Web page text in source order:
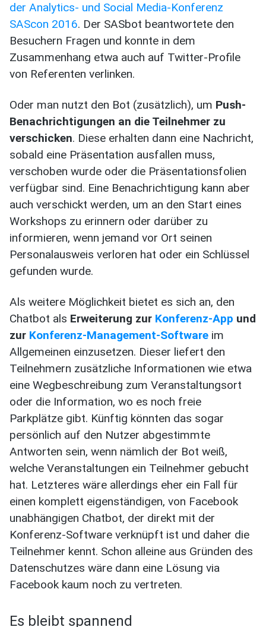
der Analytics- und Social Media-Konferenz
SAScon 2016. Der SASbot beantwortete den
Besuchern Fragen und konnte in dem
Zusammenhang etwa auch auf Twitter-Profile
von Referenten verlinken.
Oder man nutzt den Bot (zusätzlich), um Push-
Benachrichtigungen an die Teilnehmer zu
verschicken. Diese erhalten dann eine Nachricht,
sobald eine Präsentation ausfallen muss,
verschoben wurde oder die Präsentationsfolien
verfügbar sind. Eine Benachrichtigung kann aber
auch verschickt werden, um an den Start eines
Workshops zu erinnern oder darüber zu
informieren, wenn jemand vor Ort seinen
Personalausweis verloren hat oder ein Schlüssel
gefunden wurde.
Als weitere Möglichkeit bietet es sich an, den
Chatbot als Erweiterung zur Konferenz-App und
zur Konferenz-Management-Software im
Allgemeinen einzusetzen. Dieser liefert den
Teilnehmern zusätzliche Informationen wie etwa
eine Wegbeschreibung zum Veranstaltungsort
oder die Information, wo es noch freie
Parkplätze gibt. Künftig könnten das sogar
persönlich auf den Nutzer abgestimmte
Antworten sein, wenn nämlich der Bot weiß,
welche Veranstaltungen ein Teilnehmer gebucht
hat. Letzteres wäre allerdings eher ein Fall für
einen komplett eigenständigen, von Facebook
unabhängigen Chatbot, der direkt mit der
Konferenz-Software verknüpft ist und daher die
Teilnehmer kennt. Schon alleine aus Gründen des
Datenschutzes wäre dann eine Lösung via
Facebook kaum noch zu vertreten.
Es bleibt spannend